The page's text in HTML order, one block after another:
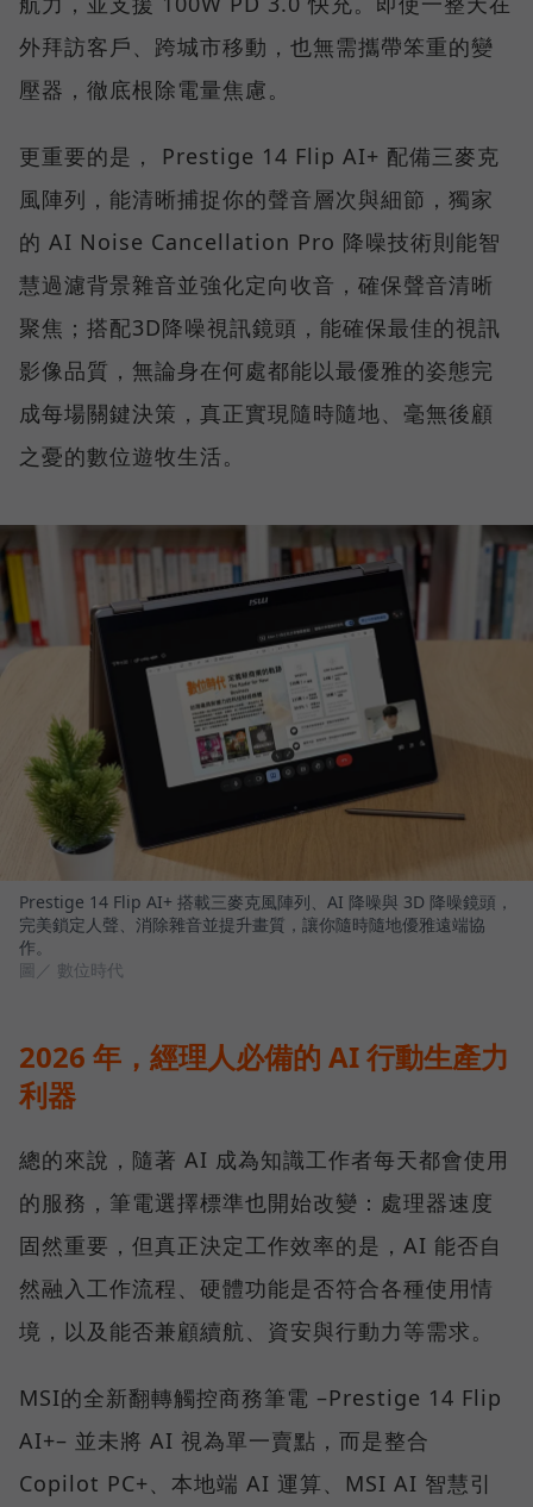
外拜訪客戶、跨城市移動，也無需攜帶笨重的變
壓器，徹底根除電量焦慮。
更重要的是， Prestige 14 Flip AI+ 配備三麥克
風陣列，能清晰捕捉你的聲音層次與細節，獨家
的 AI Noise Cancellation Pro 降噪技術則能智
慧過濾背景雜音並強化定向收音，確保聲音清晰
聚焦；搭配3D降噪視訊鏡頭，能確保最佳的視訊
影像品質，無論身在何處都能以最優雅的姿態完
成每場關鍵決策，真正實現隨時隨地、毫無後顧
之憂的數位遊牧生活。
Prestige 14 Flip AI+ 搭載三麥克風陣列、AI 降噪與 3D 降噪鏡頭，
完美鎖定人聲、消除雜音並提升畫質，讓你隨時隨地優雅遠端協
作。
圖／ 數位時代
2026 年，經理人必備的 AI 行動生產力
利器
總的來說，隨著 AI 成為知識工作者每天都會使用
的服務，筆電選擇標準也開始改變：處理器速度
固然重要，但真正決定工作效率的是，AI 能否自
然融入工作流程、硬體功能是否符合各種使用情
境，以及能否兼顧續航、資安與行動力等需求。
MSI的全新翻轉觸控商務筆電 –Prestige 14 Flip
AI+– 並未將 AI 視為單一賣點，而是整合
Copilot PC+、本地端 AI 運算、MSI AI 智慧引